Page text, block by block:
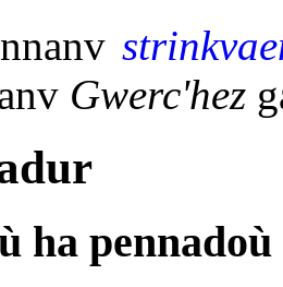
Gwerc'hez
ha pennadoù